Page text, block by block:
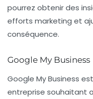
pourrez obtenir des
efforts marketing et
conséquence.
Google My Business
Google My Business
entreprise souhaitant